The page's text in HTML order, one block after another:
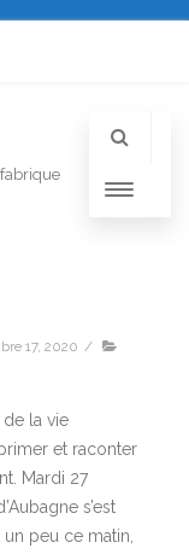
17, 2020 /
la vie
et raconter
Mardi 27
s’est
peu ce matin,